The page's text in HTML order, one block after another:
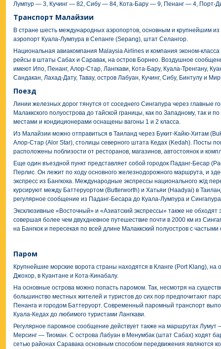
Лумпур — 3, Кучинг — 82, Сибу — 84, Кота-Бару — 9, Пенанг — 4, Порт-
Транспорт Малайзии
В стране шесть международных аэропортов, основным и крупнейшим
аэропорт Куала-Лумпура в Сепанге (Sepang), штат Селангор.
Национальная авиакомпания Malaysia Airlines и компания эконом-
рейсы в штаты Сабах и Саравак, на остров Борнео. Воздушное
имеют Ипо, Пенанг, Алор-Стар, Лангкави, Кота-Бару, Куала-Тренгану,
Сандакан, Лахад-Дату, Тавау, остров Лабуан, Кучинг, Сибу, Бинтулу и
Поезд
Линии железных дорог тянутся от соседнего Сингапура через главные
Малаккского полуострова до тайской границы, как по Западному, так и
местами и кондиционерами оснащены вагоны 1 и 2 класса.
Из Малайзии можно отправиться в Таиланд через Букит-Кайю-Хитам
Алор-Стар (Alor Star), столицы северного штата Кедах (Kedah). Посты
расположены поблизости от ресторанов, магазинов, автостоянок и
Еще один въездной пункт представляет собой городок Паданг-Бесар
Перлис. Он лежит по ходу основного железнодорожного маршрута, и
экспресс из Бангкока. Международные экспрессы национального ж/д
курсируют между Баттеруортом (Butterworth) и Хатьяи (Haadyai) в
регулярное сообщение из Паданг-Бесара до Куала-Лумпура и
Эксклюзивные «Восточный» и «Азиатский экспрессы» также не обходят
совершая более чем двухдневное путешествие почти в 2000 км из
на Бангкок и пересекая по всей длине Малаккский полуостров с
Паром
Крупнейшие морские ворота страны находятся в Кланге (Port Klang), на
Джохор, в Куантане и Кота-Кинабалу.
На основные острова можно попасть паромом. Так, несмотря на
большинство местных жителей и туристов до сих пор предпочитают
Пенанга и городом Баттеруорт. Современный паромный транспорт
Куала-Кедах до любимого туристами Лангкави.
Регулярное паромное сообщение действует также на маршрутах Лумут
Мерсинг — Тиоман. С острова Лабуан в Менумбак (штат Сабах) ходят
сетью районах Саравака основным способом передвижения являются